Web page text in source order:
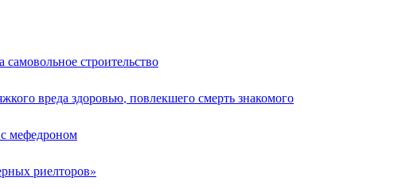
строительство
вреда здоровью, повлекшего смерть знакомого
мефедроном
риелторов»